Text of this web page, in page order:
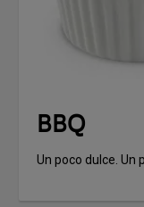
BBQ
Un poco dulce. Un